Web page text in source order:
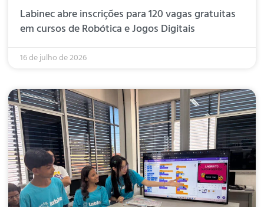
Labinec abre inscrições para 120 vagas gratuitas
em cursos de Robótica e Jogos Digitais
16 de julho de 2026